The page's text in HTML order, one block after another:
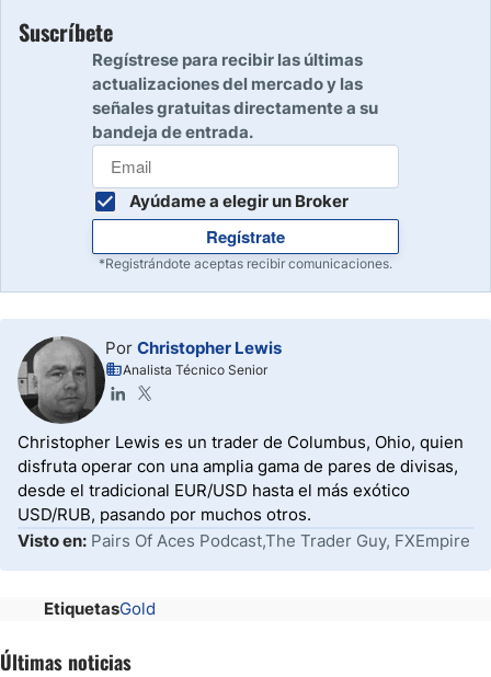
Suscríbete
Regístrese para recibir las últimas
actualizaciones del mercado y las
señales gratuitas directamente a su
bandeja de entrada.
Ayúdame a elegir un Broker
Regístrate
*Registrándote aceptas recibir comunicaciones.
Por Christopher Lewis
Analista Técnico Senior
Christopher Lewis es un trader de Columbus, Ohio, quien
disfruta operar con una amplia gama de pares de divisas,
desde el tradicional EUR/USD hasta el más exótico
USD/RUB, pasando por muchos otros.
Visto en: Pairs Of Aces Podcast,The Trader Guy, FXEmpire
EtiquetasGold
Últimas noticias